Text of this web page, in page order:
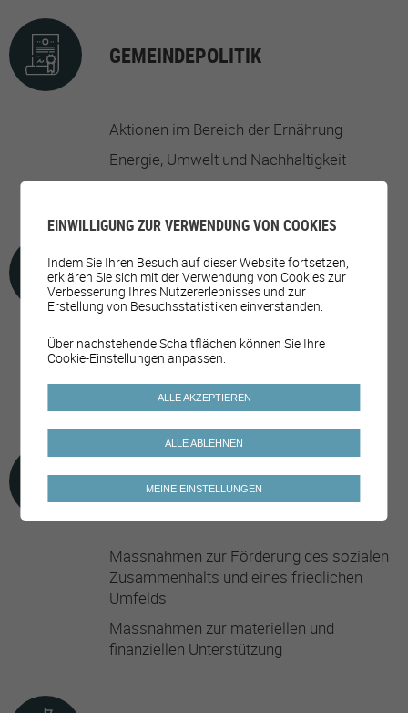
GEMEINDEPOLITIK
Aktionen im Bereich der Ernährung
Energie, Umwelt und Nachhaltigkeit
FREIZEITANGEBOTE
Aktivitäten für Jugendliche
Thema Mobilität
FAMILIE UND SOLIDARITÄT
Massnahmen zur Förderung des sozialen
Zusammenhalts und eines friedlichen
Umfelds
Massnahmen zur materiellen und
finanziellen Unterstützung
EINWILLIGUNG ZUR VERWENDUNG VON COOKIES
Indem Sie Ihren Besuch auf dieser Website fortsetzen,
erklären Sie sich mit der Verwendung von Cookies zur
Verbesserung Ihres Nutzererlebnisses und zur
Erstellung von Besuchsstatistiken einverstanden.
Über nachstehende Schaltflächen können Sie Ihre
Cookie-Einstellungen anpassen.
ALLE AKZEPTIEREN
ALLE ABLEHNEN
MEINE EINSTELLUNGEN